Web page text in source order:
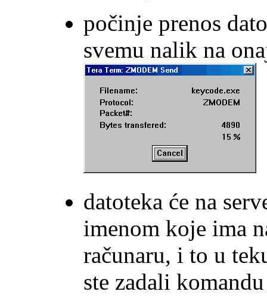
počinje prenos
svemu nalik na
datoteka će na
imenom koje ima
računaru, i to u
ste zadali